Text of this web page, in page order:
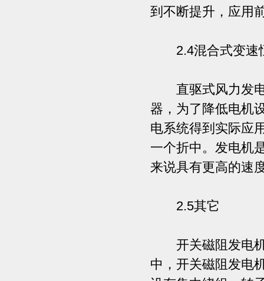
到不断提升，应用
2.4混合式变速
直驱式风力发电
器，为了降低电机
电系统得到实际应
一个折中。发电机
来说具有更高的速
2.5其它
开关磁阻发电机
中，开关磁阻发电